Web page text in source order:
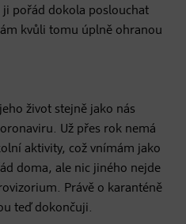
pořád dokola poslouchat
kvůli tomu úplně ohranou
život stejně jako nás
Už přes rok nemá
aktivity, což vnímám jako
doma, ale nic jiného nejde
Právě o karanténě
teď dokončuji.